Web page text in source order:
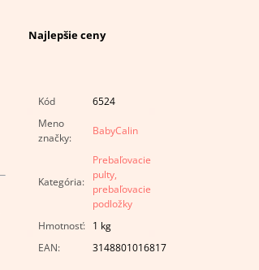
Najlepšie ceny
Kód
6524
Meno
značky:
BabyCalin
Kategória:
Prebaľovacie
pulty,
prebaľovacie
podložky
Hmotnosť:
1 kg
EAN: 3148801016817